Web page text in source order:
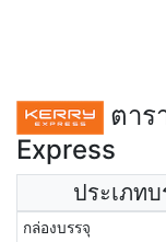
ตาร
Express
ประเภท
กล่องบรรจุ